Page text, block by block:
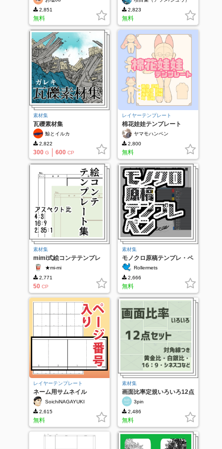
2,851
無料
2,823
無料
素材集
瓦礫素材集
鯨とイルカ
2,822
300 G 600 CP
レイヤーテンプレート
棉花娃娃テンプレート
ヤマモハンペン
2,800
無料
素材集
mimi式絵コンテテンプレ
ート集★mi-mi
2,771
50 CP
素材集
モノクロ原稿テンプレ・ペ
ン
Rollermets
2,666
無料
レイヤーテンプレート
ネーム用サムネイル
SoichiNAGAYUKI
2,615
無料
素材集
画面比率定規いろいろ12点
セット3pin
2,486
無料